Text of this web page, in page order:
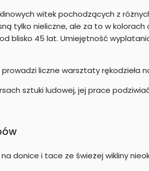
witek pochodzących z
tylko nieliczne, ale za to w
blisko 45 lat. Umiejętność
liczne warsztaty rękodzieła
sztuki ludowej, jej prace
na donice i tace ze świeżej wikliny